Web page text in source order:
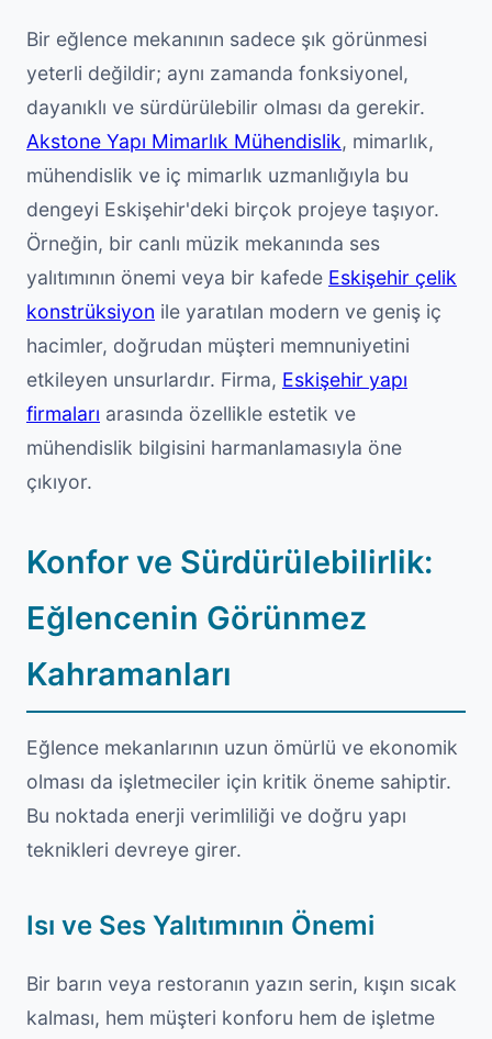
Bir eğlence mekanının sadece şık görünmesi
yeterli değildir; aynı zamanda fonksiyonel,
dayanıklı ve sürdürülebilir olması da gerekir.
Akstone Yapı Mimarlık Mühendislik, mimarlık,
mühendislik ve iç mimarlık uzmanlığıyla bu
dengeyi Eskişehir'deki birçok projeye taşıyor.
Örneğin, bir canlı müzik mekanında ses
yalıtımının önemi veya bir kafede Eskişehir çelik
konstrüksiyon ile yaratılan modern ve geniş iç
hacimler, doğrudan müşteri memnuniyetini
etkileyen unsurlardır. Firma, Eskişehir yapı
firmaları arasında özellikle estetik ve
mühendislik bilgisini harmanlamasıyla öne
çıkıyor.
Konfor ve Sürdürülebilirlik:
Eğlencenin Görünmez
Kahramanları
Eğlence mekanlarının uzun ömürlü ve ekonomik
olması da işletmeciler için kritik öneme sahiptir.
Bu noktada enerji verimliliği ve doğru yapı
teknikleri devreye girer.
Isı ve Ses Yalıtımının Önemi
Bir barın veya restoranın yazın serin, kışın sıcak
kalması, hem müşteri konforu hem de işletme